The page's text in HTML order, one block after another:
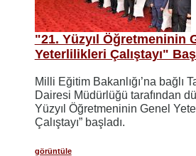
"21. Yüzyıl Öğretmeninin
Yeterlilikleri Çalıştayı"
Milli Eğitim Bakanlığı’na bağlı
Dairesi Müdürlüğü tarafından
Yüzyıl Öğretmeninin Genel
Çalıştayı” başladı.
görüntüle